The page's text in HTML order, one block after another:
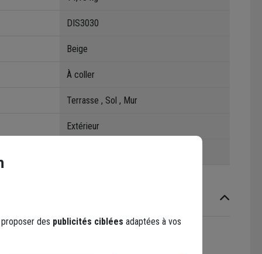
DIS3030
Beige
À coller
Terrasse , Sol , Mur
Extérieur
des publicités ciblées adaptées à vos